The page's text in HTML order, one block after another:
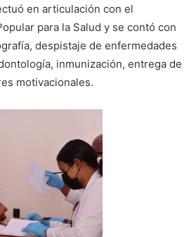
en articulación con el
para la Salud y se contó con
despistaje de enfermedades
inmunización, entrega de
motivacionales.